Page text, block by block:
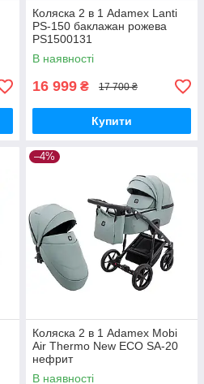
Коляска 2 в 1 Adamex Lanti
PS-150 баклажан рожева
PS1500131
В наявності
16 999 ₴ 17 700 ₴
Купити
–4%
Коляска 2 в 1 Adamex Mobi
Air Thermo New ECO SA-20
нефрит
В наявності